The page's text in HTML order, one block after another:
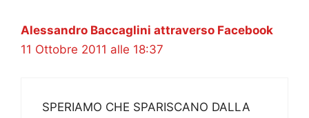
Alessandro Baccaglini attraverso Facebook
11 Ottobre 2011 alle 18:37
SPERIAMO CHE SPARISCANO DALLA